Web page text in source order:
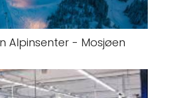
Alpinsenter - Mosjøen